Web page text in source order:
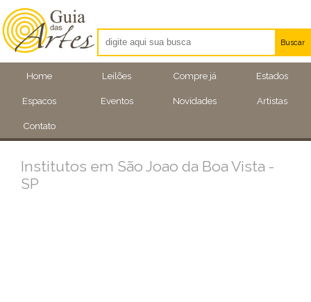
Home Leilões Compre já Estados
Espacos Eventos Novidades Artistas
Contato
Buscar
Artistas
Eventos
Institutos em São Joao da Boa Vista -
SP